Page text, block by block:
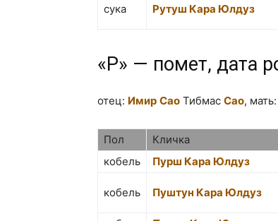
сука Рутуш Кара Юлдуз
«P» — помет, дата
отец: Имир Сао Тибмас Сао, мать:
Пол Кличка
кобель
Пурш Кара Юлдуз
кобель Пуштун Кара Юлдуз